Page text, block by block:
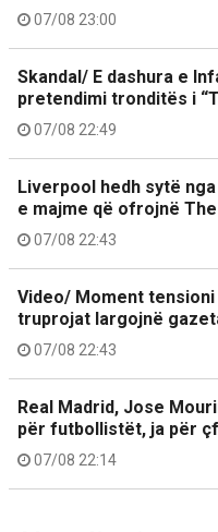
07/08 23:00
Skandal/ E dashura e
pretendimi tronditës i
07/08 22:49
Liverpool hedh sytë
e majme që ofrojnë
07/08 22:43
Video/ Moment
truprojat largojnë
07/08 22:43
Real Madrid, Jose
për futbollistët, ja për
07/08 22:14